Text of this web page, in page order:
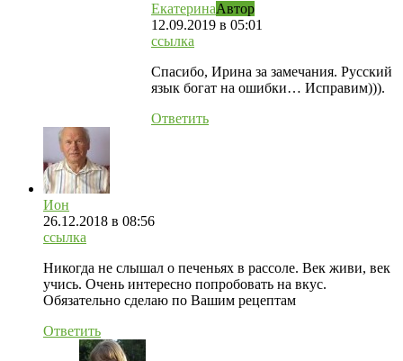
ЕкатеринаАвтор
12.09.2019 в 05:01
ссылка
Спасибо, Ирина за замечания. Русский
язык богат на ошибки… Исправим))).
Ответить
Ион
26.12.2018 в 08:56
ссылка
Никогда не слышал о печеньях в рассоле. Век живи, век
учись. Очень интересно попробовать на вкус.
Обязательно сделаю по Вашим рецептам
Ответить